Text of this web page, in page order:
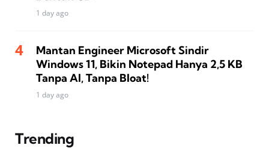
1 day ago
Mantan Engineer Microsoft Sindir
Windows 11, Bikin Notepad Hanya 2,5 KB
Tanpa AI, Tanpa Bloat!
1 day ago
Trending